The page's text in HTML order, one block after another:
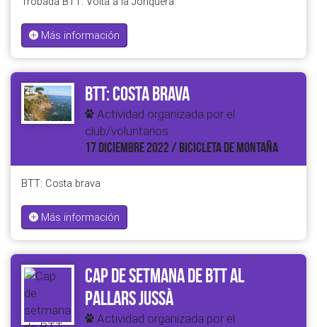
Más información
BTT: Costa brava
Actividad organizada por el
club/voluntarios.
17 DICIEMBRE 2022 / BICICLETA DE MONTAÑA
BTT: Costa brava
Más información
Cap de setmana de BTT al
pallars jussà
Actividad organizada por el